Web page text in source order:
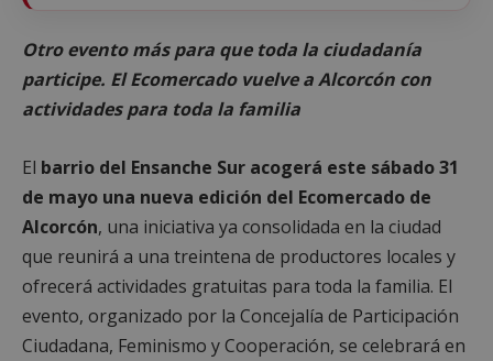
Otro evento más para que toda la ciudadanía
participe. El Ecomercado vuelve a Alcorcón con
actividades para toda la familia
El barrio del Ensanche Sur acogerá este sábado 31
de mayo una nueva edición del Ecomercado de
Alcorcón, una iniciativa ya consolidada en la ciudad
que reunirá a una treintena de productores locales y
ofrecerá actividades gratuitas para toda la familia. El
evento, organizado por la Concejalía de Participación
Ciudadana, Feminismo y Cooperación, se celebrará en